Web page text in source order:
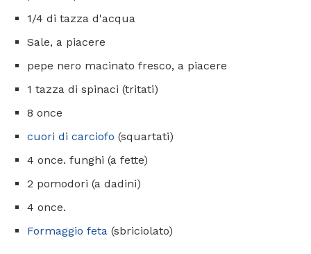
1/4 di tazza d'acqua
Sale, a piacere
pepe nero macinato fresco, a piacere
1 tazza di spinaci (tritati)
8 once
cuori di carciofo (squartati)
4 once. funghi (a fette)
2 pomodori (a dadini)
4 once.
Formaggio feta (sbriciolato)